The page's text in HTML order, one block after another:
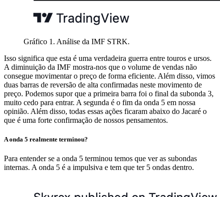
Gráfico 1. Análise da IMF STRK.
Isso significa que esta é uma verdadeira guerra entre touros e ursos.
A diminuição da IMF mostra-nos que o volume de vendas não
consegue movimentar o preço de forma eficiente. Além disso, vimos
duas barras de reversão de alta confirmadas neste movimento de
preço. Podemos supor que a primeira barra foi o final da subonda 3,
muito cedo para entrar. A segunda é o fim da onda 5 em nossa
opinião. Além disso, todas essas ações ficaram abaixo do Jacaré o
que é uma forte confirmação de nossos pensamentos.
A onda 5 realmente terminou?
Para entender se a onda 5 terminou temos que ver as subondas
internas. A onda 5 é a impulsiva e tem que ter 5 ondas dentro.